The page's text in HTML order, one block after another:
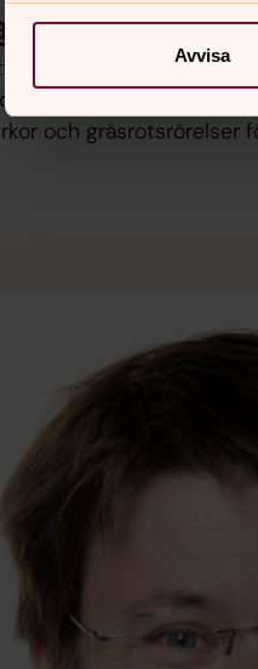
Avvisa
kyrkan
till ett värdigt liv. Därför
och orättvisor.
och gräsrotsrörelser